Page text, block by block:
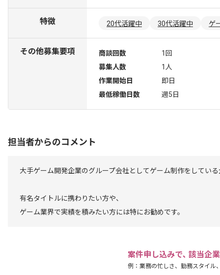
特徴 20代活躍中 30代活躍中 ゲ
その他募集要項 商談回数
1回
募集人数
1人
作業開始日
即日
最低稼働日数
週5日
担当者からのコメント
大手ゲーム開発企業のグループ会社としてゲーム制作をしてい
有名タイトルに携わりたい方や、
ゲーム業界で実績を積みたい方には特にお勧めです。
案件申し込みで､ 該当企
例：業務の忙しさ、勤務スタイル